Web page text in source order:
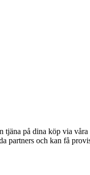
tjäna på dina köp via våra
och kan få